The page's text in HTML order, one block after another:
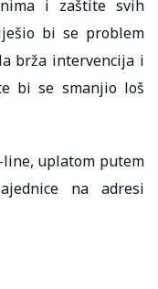
i zaštite svih
bi se problem
brža intervencija i
bi se smanjio loš
uplatom putem
na adresi